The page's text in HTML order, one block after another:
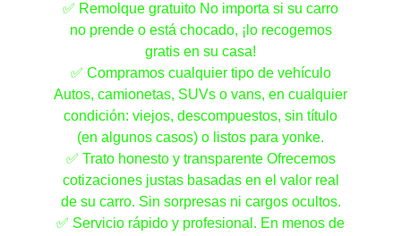
✅ Remolque gratuito No importa si su carro
no prende o está chocado, ¡lo recogemos
gratis en su casa!
✅ Compramos cualquier tipo de vehículo
Autos, camionetas, SUVs o vans, en cualquier
condición: viejos, descompuestos, sin título
(en algunos casos) o listos para yonke.
✅ Trato honesto y transparente Ofrecemos
cotizaciones justas basadas en el valor real
de su carro. Sin sorpresas ni cargos ocultos.
✅ Servicio rápido y profesional. En menos de